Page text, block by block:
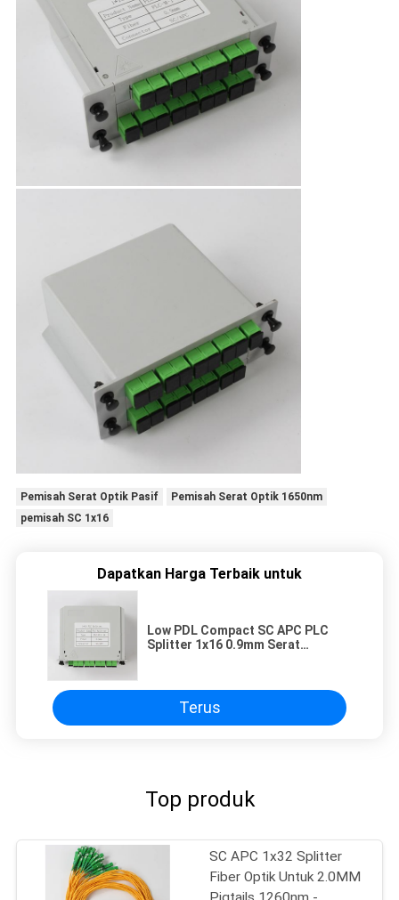
Pemisah Serat Optik Pasif
Pemisah Serat Optik 1650nm
pemisah SC 1x16
Dapatkan Harga Terbaik untuk
Low PDL Compact SC APC PLC
Splitter 1x16 0.9mm Serat
Terus
Top produk
SC APC 1x32 Splitter
Fiber Optik Untuk 2.0MM